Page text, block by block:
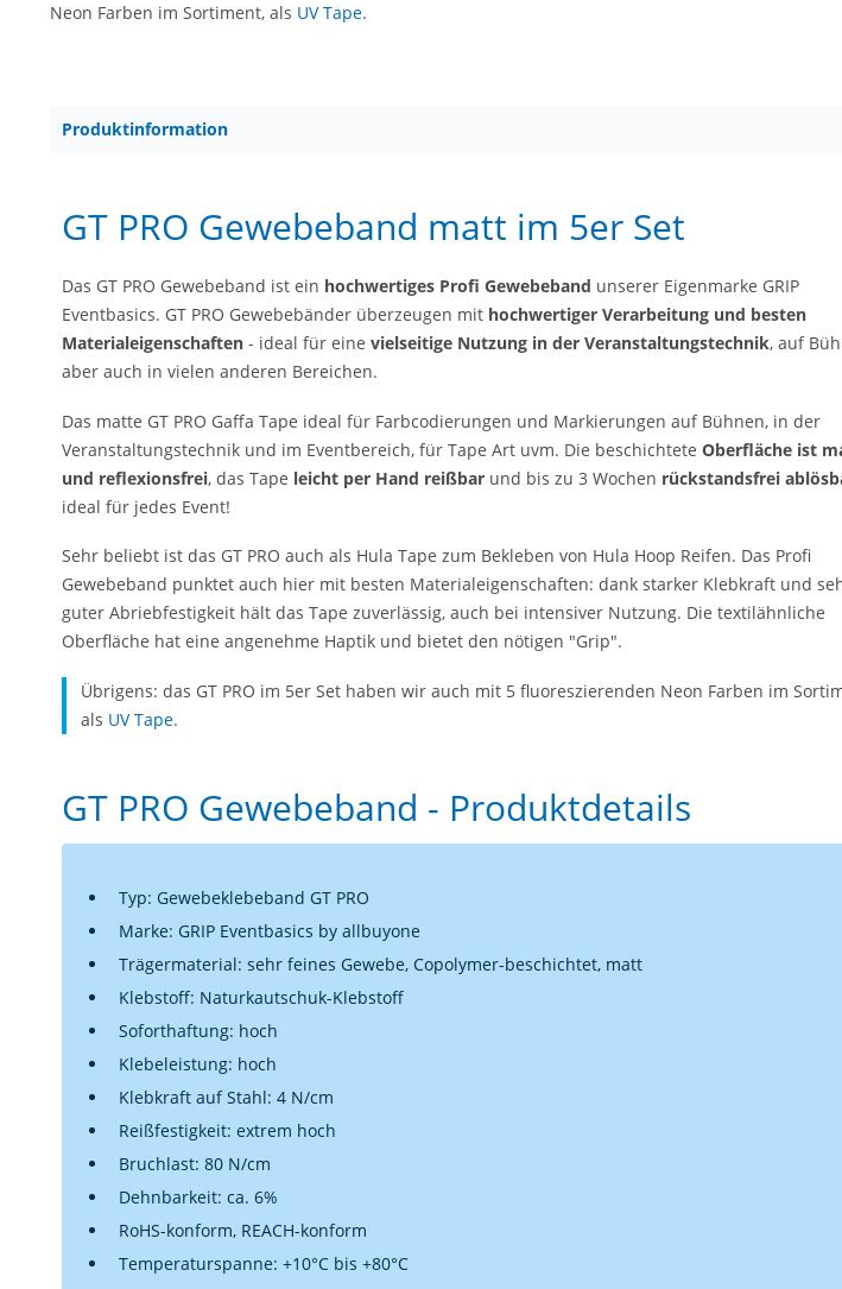
Neon Farben im Sortiment, als UV Tape.
Produktinformation
GT PRO Gewebeband matt im 5er Set
Das GT PRO Gewebeband ist ein hochwertiges Profi Gewebeband unserer Eigenmarke GRIP
Eventbasics. GT PRO Gewebebänder überzeugen mit hochwertiger Verarbeitung und besten
Materialeigenschaften - ideal für eine vielseitige Nutzung in der Veranstaltungstechnik, auf
aber auch in vielen anderen Bereichen.
Das matte GT PRO Gaffa Tape ideal für Farbcodierungen und Markierungen auf Bühnen, in der
Veranstaltungstechnik und im Eventbereich, für Tape Art uvm. Die beschichtete Oberfläche ist
und reflexionsfrei, das Tape leicht per Hand reißbar und bis zu 3 Wochen rückstandsfrei
ideal für jedes Event!
Sehr beliebt ist das GT PRO auch als Hula Tape zum Bekleben von Hula Hoop Reifen. Das Profi
Gewebeband punktet auch hier mit besten Materialeigenschaften: dank starker Klebkraft und
guter Abriebfestigkeit hält das Tape zuverlässig, auch bei intensiver Nutzung. Die textilähnliche
Oberfläche hat eine angenehme Haptik und bietet den nötigen "Grip".
Übrigens: das GT PRO im 5er Set haben wir auch mit 5 fluoreszierenden Neon Farben im
als UV Tape.
GT PRO Gewebeband - Produktdetails
Typ: Gewebeklebeband GT PRO
Marke: GRIP Eventbasics by allbuyone
Trägermaterial: sehr feines Gewebe, Copolymer-beschichtet, matt
Klebstoff: Naturkautschuk-Klebstoff
Soforthaftung: hoch
Klebeleistung: hoch
Klebkraft auf Stahl: 4 N/cm
Reißfestigkeit: extrem hoch
Bruchlast: 80 N/cm
Dehnbarkeit: ca. 6%
RoHS-konform, REACH-konform
Temperaturspanne: +10°C bis +80°C